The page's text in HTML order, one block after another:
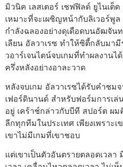
มิวนิค เลสเตอร์ เชฟฟิลด์ ยูไนเต็
เหมาะที่จะเผชิญหน้ากับลิเวอร์พู
กำลังฉลองอย่างดุเดือดบนอัฒจัน
เลียน อัลวาเรซ ทำให้ซิตี้กลับมา
วอาร์เจนไตน์จบเกมที่ทำผลงานไ
ครึ่งหลังอย่างอาละวาด
หลังจบเกม อัลวาเรซได้รับคำชม
เฟอร์ดินานด์ สำหรับฟอร์มการเล่
อยู่ เคร้าช์กล่าวกับบีที สปอร์ต ผม
ลีกทุกทีมในประเทศ เพียงเพราะ
เขาไม่มีเกมที่เขาชอบ
แต่เขาเป็นตัวอันตรายตลอดเวล